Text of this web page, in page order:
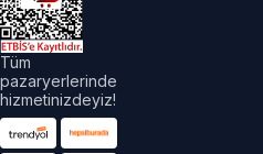
Tüm
pazaryerlerinde
hizmetinizdeyiz!